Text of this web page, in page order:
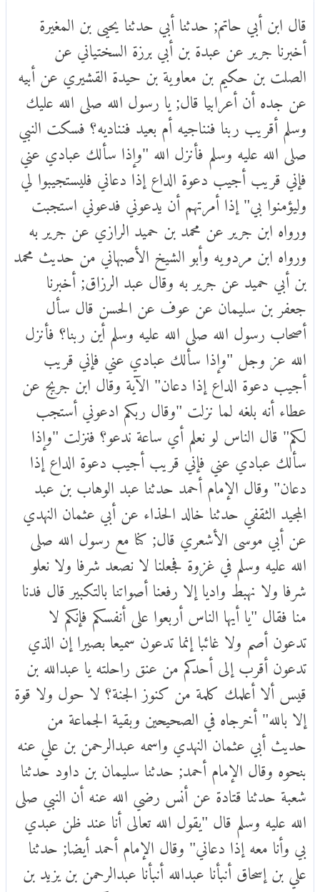
قال ابن أبي حاتم; حدثنا أبي حدثنا يحيى بن المغيرة
أخبرنا جرير عن عبدة بن أبي برزة السختياني عن
الصلت بن حكيم بن معاوية بن حيدة القشيري عن أبيه
عن جده أن أعرابيا قال; يا رسول الله صلى الله عليك
وسلم أقريب ربنا فنناجيه أم بعيد فنناديه؟ فسكت النبي
صلى الله عليه وسلم فأنزل الله "وإذا سألك عبادي عني
فإني قريب أجيب دعوة الداع إذا دعاني فليستجيبوا لي
وليؤمنوا بي" إذا أمرتهم أن يدعوني فدعوني استجبت
ورواه ابن جرير عن محمد بن حميد الرازي عن جرير به
ورواه ابن مردويه وأبو الشيخ الأصبهاني من حديث محمد
بن أبي حميد عن جرير به وقال عبد الرزاق; أخبرنا
جعفر بن سليمان عن عوف عن الحسن قال سأل
أصحاب رسول الله صلى الله عليه وسلم أين ربنا؟ فأنزل
الله عز وجل "وإذا سألك عبادي عني فإني قريب
أجيب دعوة الداع إذا دعان" الآية وقال ابن جريج عن
عطاء أنه بلغه لما نزلت "وقال ربكم ادعوني أستجب
لكم" قال الناس لو نعلم أي ساعة ندعو؟ فنزلت "وإذا
سألك عبادي عني فإني قريب أجيب دعوة الداع إذا
دعان" وقال الإمام أحمد حدثنا عبد الوهاب بن عبد
المجيد الثقفي حدثنا خالد الحذاء عن أبي عثمان النهدي
عن أبي موسى الأشعري قال; كنا مع رسول الله صلى
الله عليه وسلم في غزوة فجعلنا لا نصعد شرفا ولا نعلو
شرفا ولا نهبط واديا إلا رفعنا أصواتنا بالتكبير قال فدنا
منا فقال "يا أيها الناس أربعوا على أنفسكم فإنكم لا
تدعون أصم ولا غائبا إنما تدعون سميعا بصيرا إن الذي
تدعون أقرب إلى أحدكم من عنق راحلته يا عبدالله بن
قيس ألا أعلمك كلمة من كنوز الجنة؟ لا حول ولا قوة
إلا بالله" أخرجاه في الصحيحين وبقية الجماعة من
حديث أبي عثمان النهدي واسمه عبدالرحمن بن علي عنه
بنحوه وقال الإمام أحمد; حدثنا سليمان بن داود حدثنا
شعبة حدثنا قتادة عن أنس رضي الله عنه أن النبي صلى
الله عليه وسلم قال "يقول الله تعالى أنا عند ظن عبدي
بي وأنا معه إذا دعاني" وقال الإمام أحمد أيضا; حدثنا
علي بن إسحاق أنبأنا عبدالله أنبأنا عبدالرحمن بن يزيد بن